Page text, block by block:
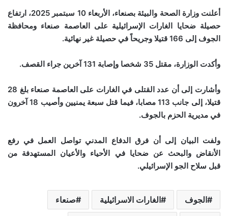
أعلنت وزارة الصحة والبيئة بصنعاء، الأربعاء 10 سبتمبر 2025، ارتفاع
حصيلة ضحايا الغارات الإسرائيلية على العاصمة صنعاء ومحافظة
الجوف إلى 166 قتيلا وجريحاً في حصيلة غير نهائية.
وأكدت الوزارة، مقتل 35 شخصا وإصابة 131 آخرين جراء القصف.
وأشارت إلى أن عدد القتلى في الغارات على العاصمة صنعاء بلغ 28
قتيلا، إلى جانب 113 مصابا، فيما قتل سبعة يمنيين وأصيب 18 آخرون
في مديرية الحزم بالجوف.
ولفت البيان إلى أن فرق الدفاع المدني تواصل العمل في رفع
الأنقاض والبحث عن ضحايا في الأحياء والأعيان المستهدفة من
قبل سلاح الجو الإسرائيلي.
الجوف الغارات الاسرائيلية صنعاء